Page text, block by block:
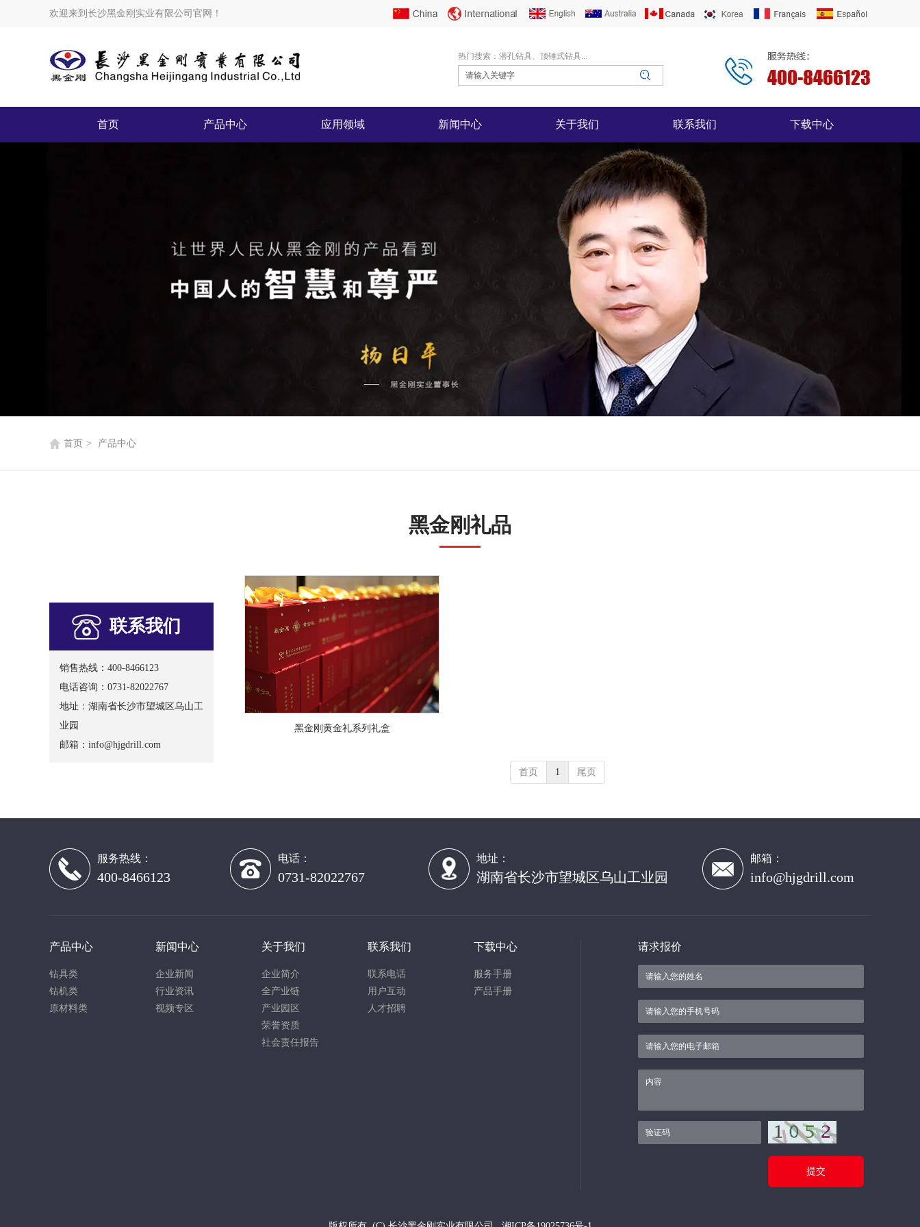
欢迎来到长沙黑金刚实业有限公司官网！
热门搜索：潜孔钻具、顶锤式钻具...
首页 产品中心 应用领域 新闻中心 关于我们 联系我们 下载中心
首页 > 产品中心
黑金刚礼品
联系我们
销售热线：400-8466123
电话咨询：0731-82022767
地址：湖南省长沙市望城区乌山工
业园
邮箱： info@hjgdrill.com
黑金刚黄金礼系列礼盒
首页 1 尾页
请求报价
提交
服务热线：
400-8466123
电话：
0731-82022767
地址：
湖南省长沙市望城区乌山工业园
邮箱：
info@hjgdrill.com
产品中心
钻具类
钻机类
原材料类
新闻中心
企业新闻
行业资讯
视频专区
关于我们
企业简介
全产业链
产业园区
荣誉资质
社会责任报告
联系我们
联系电话
用户互动
人才招聘
下载中心
服务手册
产品手册